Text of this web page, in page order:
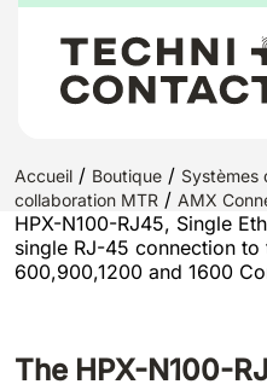
Accueil / Boutique / Systèmes
collaboration MTR / AMX
HPX-N100-RJ45, Single
single RJ-45 connection to
600,900,1200 and 1600
The HPX-N100-